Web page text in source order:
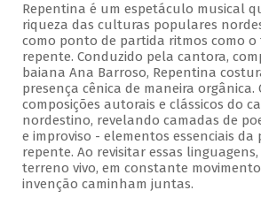
Repentina é um espetáculo musical
riqueza das culturas populares
como ponto de partida ritmos como o
repente. Conduzido pela cantora,
baiana Ana Barroso, Repentina
presença cênica de maneira
composições autorais e clássicos do
nordestino, revelando camadas de
e improviso - elementos essenciais
repente. Ao revisitar essas
terreno vivo, em constante
invenção caminham juntas.